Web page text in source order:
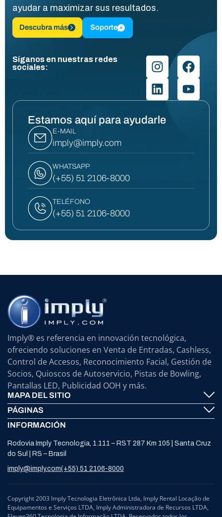
ayudar a maximizar sus resultados.
Descubra más Soporte
Síganos en nuestras redes
sociales:
Estamos aquí para ayudarle
E-MAIL
imply@imply.com
WHATSAPP
(+55) 51 2106-8000
TELÉFONO
(+55) 51 2106-8000
Imply® es referencia en innovación tecnológica,
ofreciendo soluciones en Venta de Entradas, Cashless,
Control de Accesos, Reconocimiento Facial, Gestión de
Socios, Quioscos de Autoservicio, Pistas de Bowling,
Pantallas LED, Publicidad OOH y más.
MAPA DEL SITIO
Imply® Tecnología
Self Service ATMS
Bowling
PÁGINAS
Contáctenos
Soporte
Procesamiento de Datos Personales (LGPD)
Compliance y Defensoría
INFORMACIÓN
Rodovia Imply Tecnologia, 1.111 – RST 287 Km 105 | Santa Cruz
do Sul | RS – Brasil
imply@imply.com(+55) 51 2106-8000
Copyright 2003 Imply Tecnologia Eletrônica Ltda, Imply Rental Locação de
Equipamentos e Serviços LTDA, Imply Administradora de Recursos LTDA,